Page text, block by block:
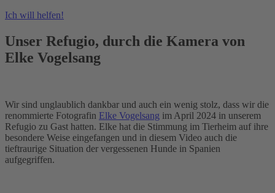
Ich will helfen!
Unser Refugio, durch die Kamera von
Elke Vogelsang
Wir sind unglaublich dankbar und auch ein wenig stolz, dass wir die
renommierte Fotografin Elke Vogelsang im April 2024 in unserem
Refugio zu Gast hatten. Elke hat die Stimmung im Tierheim auf ihre
besondere Weise eingefangen und in diesem Video auch die
tieftraurige Situation der vergessenen Hunde in Spanien
aufgegriffen.